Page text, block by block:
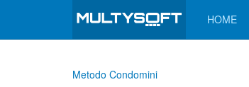
HOME
Metodo Condomini